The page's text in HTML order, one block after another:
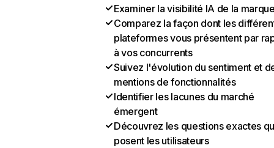
Examiner la visibilité IA de la
Comparez la façon dont les
plateformes vous présentent par
à vos concurrents
Suivez l'évolution du sentiment et
mentions de fonctionnalités
Identifier les lacunes du marché
émergent
Découvrez les questions exactes
posent les utilisateurs